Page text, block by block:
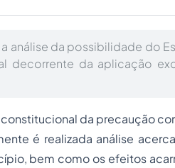
análise da possibilidade do
decorrente da aplicação
da precaução
é realizada análise
bem como os efeitos